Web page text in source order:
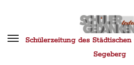
springenSchülerzeitung des
Segeberg